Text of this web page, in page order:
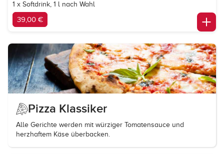
1 x Softdrink, 1 l nach Wahl
39,00 €
Pizza Klassiker
Alle Gerichte werden mit würziger Tomatensauce und
herzhaftem Käse überbacken.